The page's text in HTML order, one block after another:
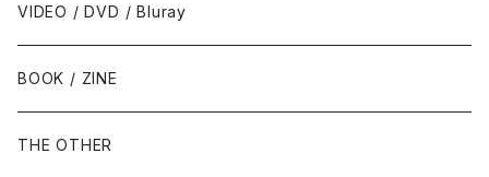
フルート/クラリネット - Flute / Clarinet
ヴァイヴ/オルガン - Vibraphone/organ
ギター・ベース・ドラム - g / b / ds
COUNTRY / BLUEGRASS
HILLBILLY / ROCKABILLY / R&R
70s-moderns POPS
アイドル
ニューミュージック / にほんのフォーク
にほんのロック
サウンド・トラック/映画音楽 - SOUNDTRACKS
にほんのテレビ主題歌・テーマ
COMEDY / SPOKEN WORD / READING
NOVELTY / SABPM
SOUL / FUNK
BLUES
GOSPEL / CCM
VIDEO / DVD / Bluray
BOOK / ZINE
THE OTHER